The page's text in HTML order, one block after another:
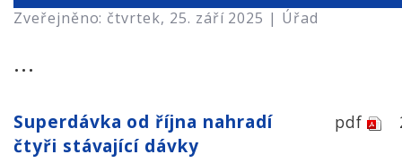
Zveřejněno: čtvrtek, 25. září 2025 | Úřad
...
Superdávka od října nahradí
čtyři stávající dávky
pdf